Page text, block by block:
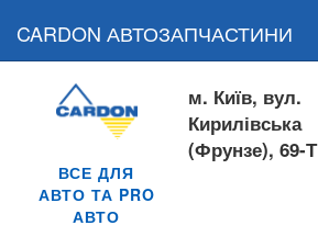
CARDON АВТОЗАПЧАСТИНИ
ВСЕ ДЛЯ
АВТО ТА PRO
АВТО
м. Київ, вул.
Кирилівська
(Фрунзе), 69-Т